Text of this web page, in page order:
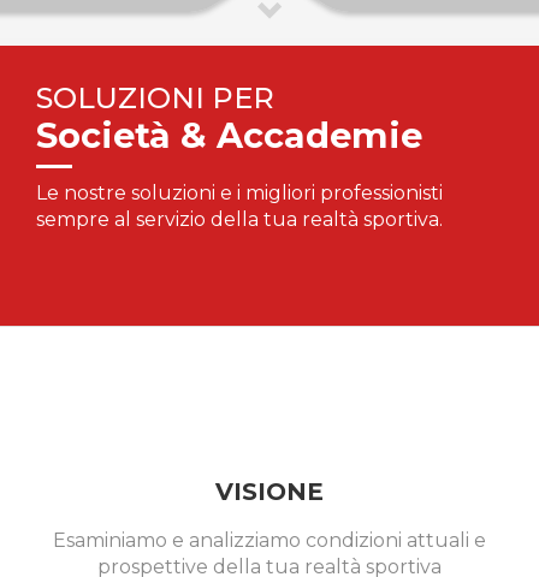
SOLUZIONI PER
Società & Accademie
Le nostre soluzioni e i migliori professionisti
sempre al servizio della tua realtà sportiva.
VISIONE
Esaminiamo e analizziamo condizioni attuali e
prospettive della tua realtà sportiva